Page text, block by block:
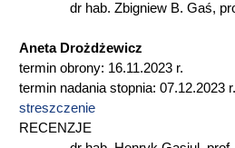
dr hab. Zbigniew B. Gaś, prof.
Aneta Drożdżewicz
termin obrony: 16.11.2023 r.
termin nadania stopnia: 07.12.2023 r.
streszczenie
RECENZJE